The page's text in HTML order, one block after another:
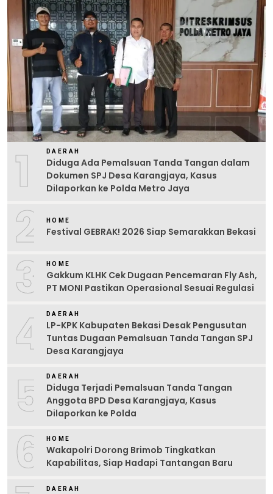
1 DAERAH
Diduga Ada Pemalsuan Tanda Tangan dalam
Dokumen SPJ Desa Karangjaya, Kasus
Dilaporkan ke Polda Metro Jaya
2 HOME
Festival GEBRAK! 2026 Siap Semarakkan Bekasi
3 HOME
Gakkum KLHK Cek Dugaan Pencemaran Fly Ash,
PT MONI Pastikan Operasional Sesuai Regulasi
4 DAERAH
LP-KPK Kabupaten Bekasi Desak Pengusutan
Tuntas Dugaan Pemalsuan Tanda Tangan SPJ
Desa Karangjaya
5 DAERAH
Diduga Terjadi Pemalsuan Tanda Tangan
Anggota BPD Desa Karangjaya, Kasus
Dilaporkan ke Polda
6 HOME
Wakapolri Dorong Brimob Tingkatkan
Kapabilitas, Siap Hadapi Tantangan Baru
DAERAH